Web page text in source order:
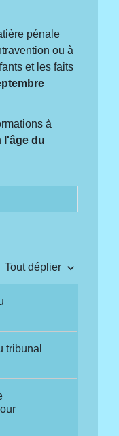
pénale
ou à
et les faits
à
l'âge du
Tout déplier keyboard_arrow_down
tribunal